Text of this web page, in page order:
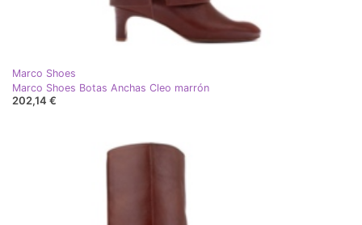
Marco Shoes
Marco Shoes Botas Anchas Cleo marrón
202,14 €